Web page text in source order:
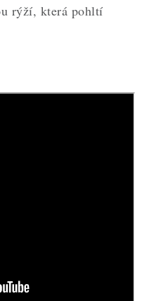
rýží, která pohltí